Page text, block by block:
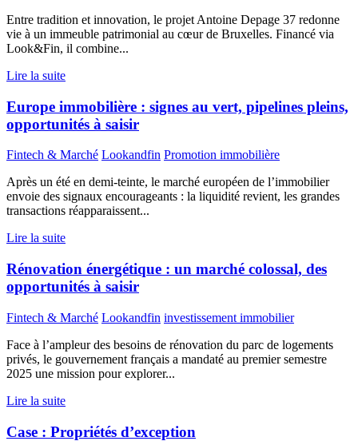
Entre tradition et innovation, le projet Antoine Depage 37 redonne
vie à un immeuble patrimonial au cœur de Bruxelles. Financé via
Look&Fin, il combine...
Lire la suite
Europe immobilière : signes au vert, pipelines pleins,
opportunités à saisir
Fintech & Marché Lookandfin Promotion immobilière
Après un été en demi-teinte, le marché européen de l’immobilier
envoie des signaux encourageants : la liquidité revient, les grandes
transactions réapparaissent...
Lire la suite
Rénovation énergétique : un marché colossal, des
opportunités à saisir
Fintech & Marché Lookandfin investissement immobilier
Face à l’ampleur des besoins de rénovation du parc de logements
privés, le gouvernement français a mandaté au premier semestre
2025 une mission pour explorer...
Lire la suite
Case : Propriétés d’exception